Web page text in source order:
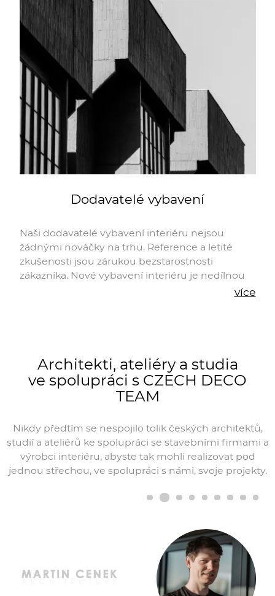
těmi nejlepšími architekty.
Dodavatelé vybavení
Naši dodavatelé vybavení interiéru nejsou
žádnými nováčky na trhu. Reference a letité
zkušenosti jsou zárukou bezstarostnosti
zákazníka. Nové vybavení interiéru je nedílnou
více
Architekti, ateliéry a studia
ve spolupráci s CZECH DECO
TEAM
Nikdy předtím se nespojilo tolik českých architektů,
studií a ateliérů ke spolupráci se stavebními firmami a
výrobci interiéru, abyste tak mohli realizovat pod
jednou střechou, ve spolupráci s námi, svoje projekty.